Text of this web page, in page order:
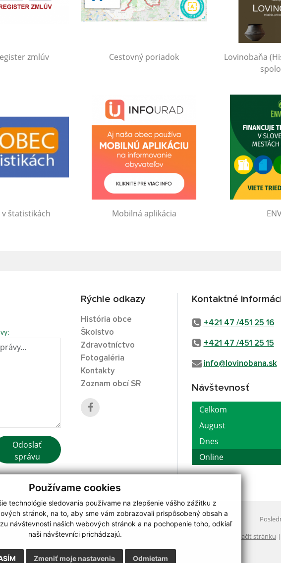
Používame cookies
technológie sledovania používame na zlepšenie vášho zážitku z
stránok, na to, aby sme vám zobrazovali prispôsobený obsah a
návštevnosti našich webových stránok a na pochopenie toho, odkiaľ
naši návštevníci prichádzajú.
Odmietam
Zmeniť moje nastavenia
zmlúv Cestovný poriadok
Lovinobaňa
štatistikách Mobilná aplikácia
Odoslať
správu
Rýchle odkazy
História obce
Školstvo
Zdravotníctvo
Fotogaléria
Kontakty
Zoznam obcí SR
Kontaktné
+421 47 /451 25 16
+421 47 /451 25 15
info@lovinobana.sk
Návštevnosť
Vytlačiť stránku |
webdesign|